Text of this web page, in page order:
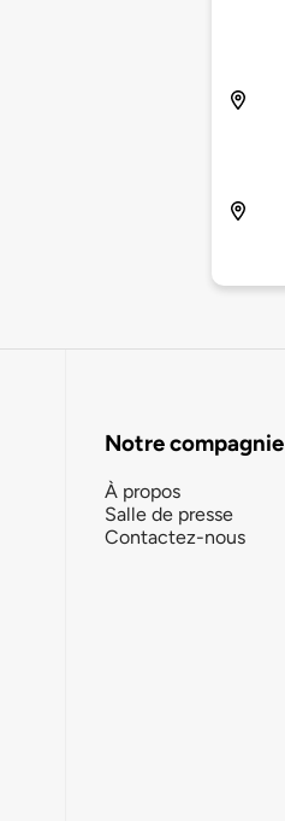
Notre compagnie
À propos
Salle de presse
Contactez-nous